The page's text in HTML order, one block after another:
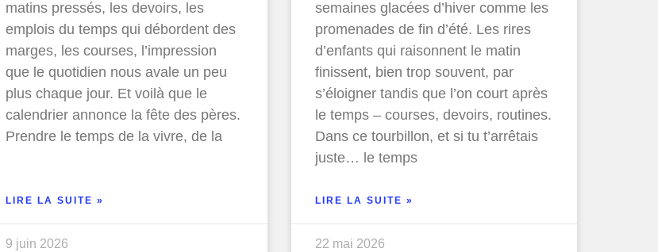
matins pressés, les devoirs, les
emplois du temps qui débordent des
marges, les courses, l’impression
que le quotidien nous avale un peu
plus chaque jour. Et voilà que le
calendrier annonce la fête des pères.
Prendre le temps de la vivre, de la
LIRE LA SUITE »
9 juin 2026
semaines glacées d’hiver comme les
promenades de fin d’été. Les rires
d’enfants qui raisonnent le matin
finissent, bien trop souvent, par
s’éloigner tandis que l’on court après
le temps – courses, devoirs, routines.
Dans ce tourbillon, et si tu t’arrêtais
juste… le temps
LIRE LA SUITE »
22 mai 2026